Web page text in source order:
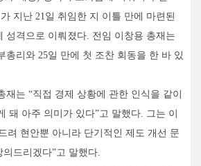
지난 21일 취임한 지 이틀 만에 마련된
성격으로 이뤄졌다. 전임 이창용 총재는
총리와 25일 만에 첫 조찬 회동을 한 바 있
재는 “직접 경제 상황에 관한 인식을 같이
돼 아주 의미가 있다”고 말했다. 그는 이
려 현안뿐 아니라 단기적인 제도 개선 문
드리겠다”고 말했다.